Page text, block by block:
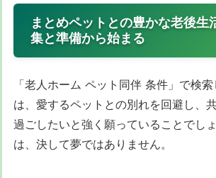
まとめペットとの豊かな老後生
集と準備から始まる
「老人ホーム ペット同伴 条件」で検
は、愛するペットとの別れを回避し、
過ごしたいと強く願っていることでし
は、決して夢ではありません。